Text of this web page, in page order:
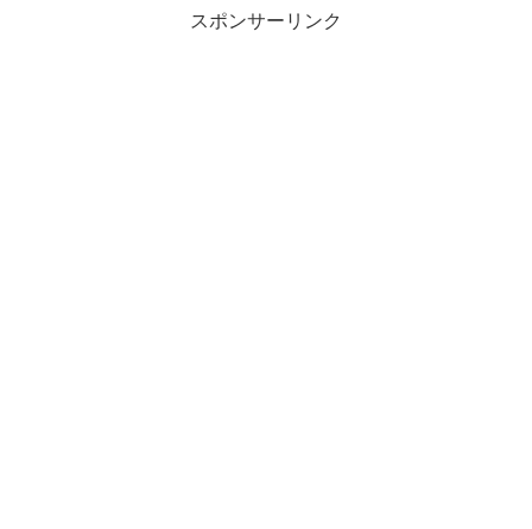
スポンサーリンク